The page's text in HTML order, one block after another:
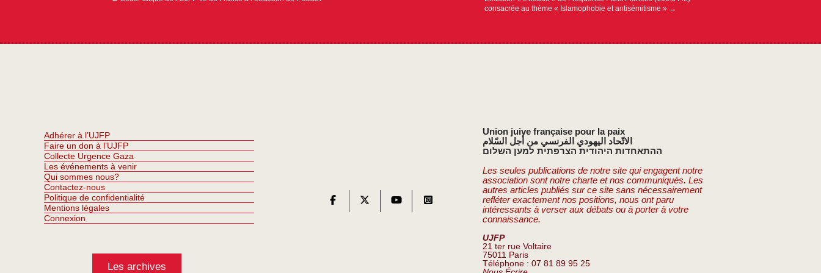
consacrée au thème « Islamophobie et antisémitisme » →
Adhérer à l’UJFP
Faire un don à l’UJFP
Collecte Urgence Gaza
Les événements à venir
Qui sommes nous?
Contactez-nous
Politique de confidentialité
Mentions légales
Connexion
Les archives
Union juive française pour la paix
الاتّحاد اليهودي الفرنسي من أجل السّلام
ההתאחדות היהודית הצרפתית למען השלום
Les seules publications de notre site qui engagent notre
association sont notre charte et nos communiqués. Les
autres articles publiés sur ce site sans nécessairement
refléter exactement nos positions, nous ont paru
intéressants à verser aux débats ou à porter à votre
connaissance.
UJFP
21 ter rue Voltaire
75011 Paris
Téléphone : 07 81 89 95 25